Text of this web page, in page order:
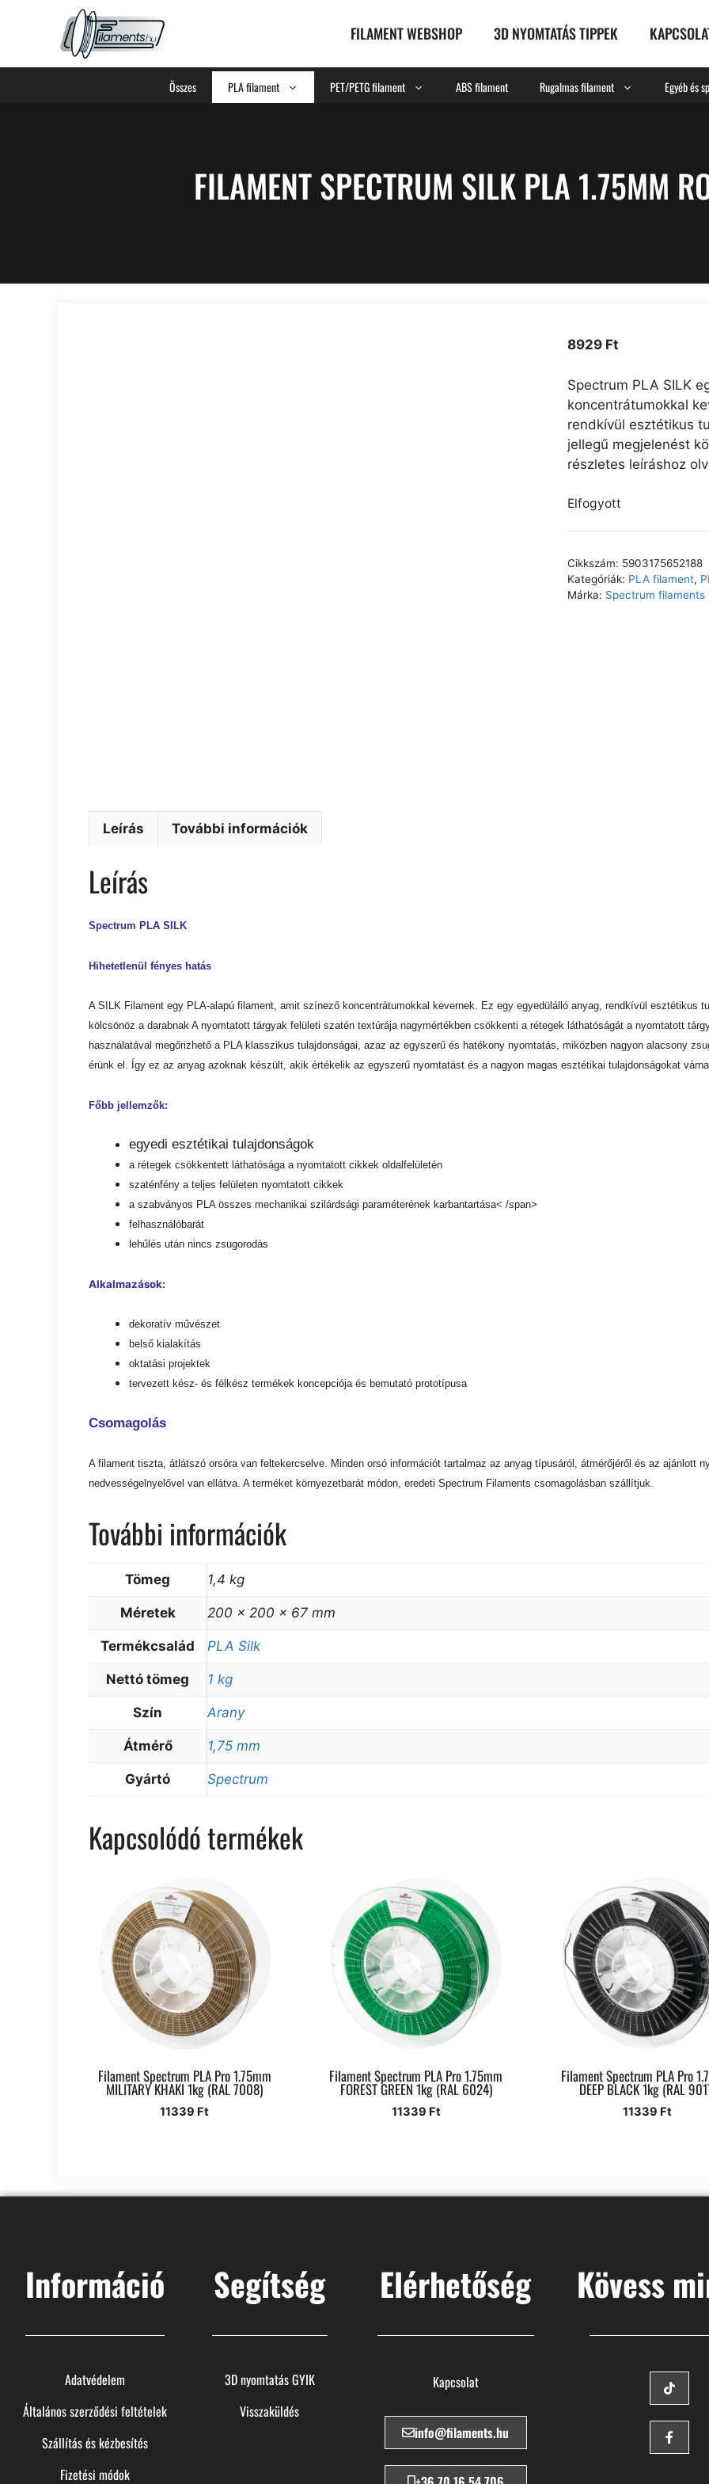
FILAMENT WEBSHOP 3D NYOMTATÁS TIPPEK
Összes PLA filament PET/PETG filament ABS filament Rugalmas filament Egyéb és
FILAMENT SPECTRUM SILK PLA 1.75MM
8929 Ft
Spectrum PLA SILK
koncentrátumokkal
rendkívül esztétikus
jellegű megjelenést
részletes leíráshoz
Elfogyott
Cikkszám: 5903175652188
Kategóriák: PLA filament,
Márka: Spectrum filaments
Leírás További információk
Leírás
Spectrum PLA SILK
Hihetetlenül fényes hatás
A SILK Filament egy PLA-alapú filament, amit színező koncentrátumokkal kevernek. Ez egy egyedülálló anyag, rendkívül esztétikus
kölcsönöz a darabnak A nyomtatott tárgyak felületi szatén textúrája nagymértékben csökkenti a rétegek láthatóságát a nyomtatott
használatával megőrizhető a PLA klasszikus tulajdonságai, azaz az egyszerű és hatékony nyomtatás, miközben nagyon alacsony
érünk el. Így ez az anyag azoknak készült, akik értékelik az egyszerű nyomtatást és a nagyon magas esztétikai tulajdonságokat
Főbb jellemzők:
egyedi esztétikai tulajdonságok
a rétegek csökkentett láthatósága a nyomtatott cikkek oldalfelületén
szaténfény a teljes felületen nyomtatott cikkek
a szabványos PLA összes mechanikai szilárdsági paraméterének karbantartása< /span>
felhasználóbarát
lehűlés után nincs zsugorodás
Alkalmazások:
dekoratív művészet
belső kialakítás
oktatási projektek
tervezett kész- és félkész termékek koncepciója és bemutató prototípusa
Csomagolás
A filament tiszta, átlátszó orsóra van feltekercselve. Minden orsó információt tartalmaz az anyag típusáról, átmérőjéről és az ajánlott
nedvességelnyelővel van ellátva. A terméket környezetbarát módon, eredeti Spectrum Filaments csomagolásban szállítjuk.
További információk
Tömeg 1,4 kg
Méretek 200 × 200 × 67 mm
Termékcsalád PLA Silk
Nettó tömeg 1 kg
Szín Arany
Átmérő 1,75 mm
Gyártó Spectrum
Kapcsolódó termékek
Filament Spectrum PLA Pro 1.75mm
MILITARY KHAKI 1kg (RAL 7008)
11339 Ft
Filament Spectrum PLA Pro 1.75mm
FOREST GREEN 1kg (RAL 6024)
11339 Ft
Filament Spectrum PLA Pro
DEEP BLACK 1kg (RAL
11339 Ft
Információ
Adatvédelem
Általános szerződési feltételek
Szállítás és kézbesítés
Fizetési módok
Segítség
3D nyomtatás GYIK
Visszaküldés
Elérhetőség
Kapcsolat
info@filaments.hu
Kövess